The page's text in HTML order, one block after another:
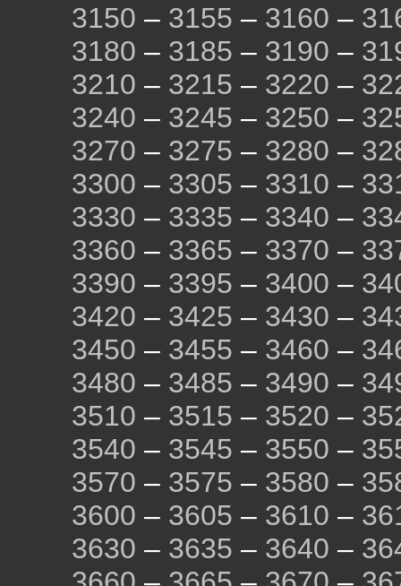
3150 – 3155 – 3160 –
3180 – 3185 – 3190 –
3210 – 3215 – 3220 –
3240 – 3245 – 3250 –
3270 – 3275 – 3280 –
3300 – 3305 – 3310 –
3330 – 3335 – 3340 –
3360 – 3365 – 3370 –
3390 – 3395 – 3400 –
3420 – 3425 – 3430 –
3450 – 3455 – 3460 –
3480 – 3485 – 3490 –
3510 – 3515 – 3520 –
3540 – 3545 – 3550 –
3570 – 3575 – 3580 –
3600 – 3605 – 3610 –
3630 – 3635 – 3640 –